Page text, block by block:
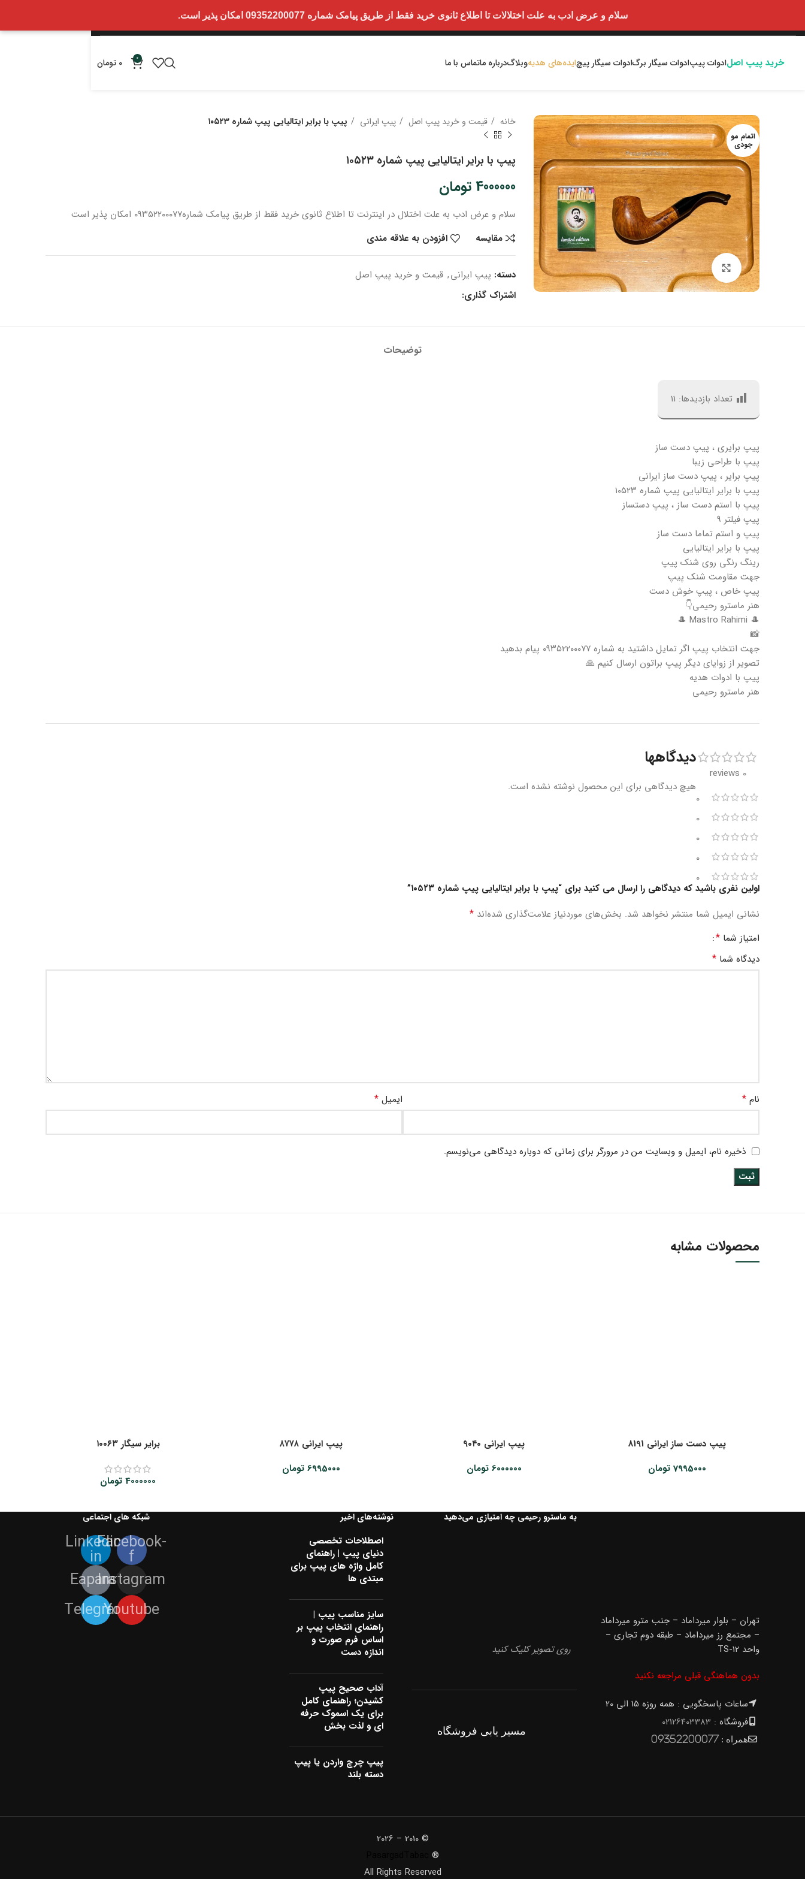
سلام و عرض ادب به علت اختلالات تا اطلاع ثانوی خرید فقط از طریق پیامک شماره 09352200077 امکان پذیر است.
خرید پیپ اصلادوات پیپادوات سیگار برگادوات سیگار پیچایده‌های هدیهوبلاگدرباره ماتماس با ما 0
0 تومان
اتمام مو
جودی
بزرگنمایی تصویر
خانه قیمت و خرید پیپ اصل پیپ ایرانی پیپ با برایر ایتالیایی پیپ شماره ۱۰۵۲۳
پیپ با برایر ایتالیایی پیپ شماره ۱۰۵۲۳
4000000 تومان
سلام و عرض ادب به علت اختلال در اینترنتتا اطلاع ثانویخریدفقط از طریق پیامک شماره۰۹۳۵۲۲۰۰۰۷۷ امکان پذیر است
مقایسه
افزودن به علاقه مندی
دسته: پیپ ایرانی, قیمت و خرید پیپ اصل
اشتراک گذاری:
توضیحات
تعداد بازدیدها: 11
پیپ برایری ، پیپ دست ساز
پیپ با طراحی زیبا
پیپ برایر ، پیپ دست ساز ایرانی
پیپ با برایر ایتالیایی پیپ شماره ۱۰۵۲۳
پیپ با استم دست ساز ، پیپ دستساز
پیپ فیلتر ۹
پیپ و استم تماما دست ساز
پیپ با برایر ایتالیایی
رینگ رنگی روی شنک پیپ
جهت مقاومت شنک پیپ
پیپ خاص ، پیپ خوش دست
هنر ماسترو رحیمی👇
🎩 Mastro Rahimi 🎩
📸
جهت انتخاب پیپ اگر تمایل داشتید به شماره ۰۹۳۵۲۲۰۰۰۷۷ پیام بدهید
تصویر از زوایای دیگر پیپ براتون ارسال کنیم 🙏
پیپ با ادوات هدیه
هنر ماسترو رحیمی
0 reviews
0
0
0
0
0
دیدگاهها
هیچ دیدگاهی برای این محصول نوشته نشده است.
اولین نفری باشید که دیدگاهی را ارسال می کنید برای “پیپ با برایر ایتالیایی پیپ شماره ۱۰۵۲۳”
نشانی ایمیل شما منتشر نخواهد شد. بخش‌های موردنیاز علامت‌گذاری شده‌اند *
امتیاز شما *
دیدگاه شما *
نام * ایمیل *
ذخیره نام، ایمیل و وبسایت من در مرورگر برای زمانی که دوباره دیدگاهی می‌نویسم.
محصولات مشابه
پیپ دست ساز ایرانی 8191
7995000 تومان
پیپ ایرانی ۹۰۴۰
6000000 تومان
پیپ ایرانی ۸۷۷۸
6995000 تومان
‌‌برایر سیگار ۱۰۰۶۳
4000000 تومان
تهران – بلوار میرداماد – جنب مترو میرداماد
– مجتمع رز میرداماد – طبقه دوم تجاری –
واحد TS-12
بدون هماهنگی قبلی مراجعه نکنید
ساعات پاسخگویی : همه روزه 15 الی 20
فروشگاه : 02126403383
همراه : 09352200077
به ماسترو رحیمی چه امتیازی می‌دهید
روی تصویر کلیک کنید
مسیر یابی فروشگاه
نوشته‌های اخیر
اصطلاحات تخصصی
دنیای پیپ | راهنمای
کامل واژه های پیپ برای
مبتدی ها
سایز مناسب پیپ |
راهنمای انتخاب پیپ بر
اساس فرم صورت و
اندازه دست
آداب صحیح پیپ
کشیدن؛ راهنمای کامل
برای یک اسموک حرفه
ای و لذت بخش
پیپ چرچ واردن یا پیپ
دسته بلند
شبکه های اجتماعی
Facebook-
f
Linkedin-
in
Instagram
Eaparat
Youtube
Telegram
© 2010 – 2026
®
All Rights Reserved